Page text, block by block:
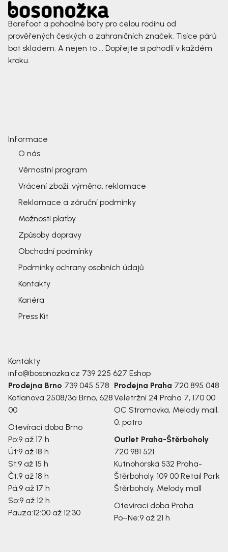
Barefoot a pohodlné boty pro celou rodinu od
prověřených českých a zahraničních značek. Tisíce párů
bot skladem. A nejen to ... Dopřejte si pohodlí v každém
kroku.
Informace
O nás
Věrnostní program
Vrácení zboží, výměna, reklamace
Reklamace a záruční podmínky
Možnosti platby
Způsoby dopravy
Obchodní podmínky
Podmínky ochrany osobních údajů
Kontakty
Kariéra
Press Kit
Kontakty
info@bosonozka.cz 739 225 627 Eshop
Prodejna Brno 739 045 578
Kotlanova 2508/3a Brno, 628
00
Otevírací doba Brno
Po:9 až 17 h
Út:9 až 18 h
St:9 až 15 h
Čt:9 až 18 h
Pá:9 až 17 h
So:9 až 12 h
Pauza:12:00 až 12:30
Prodejna Praha 720 895 048
Veletržní 24 Praha 7, 170 00
OC Stromovka, Melody mall,
0. patro
Outlet Praha-Štěrboholy
720 981 521
Kutnohorská 532 Praha-
Štěrboholy, 109 00 Retail Park
Štěrboholy, Melody mall
Otevírací doba Praha
Po–Ne:9 až 21 h